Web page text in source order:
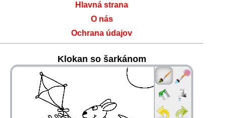
Hlavná strana
O nás
Ochrana údajov
Klokan so šarkánom